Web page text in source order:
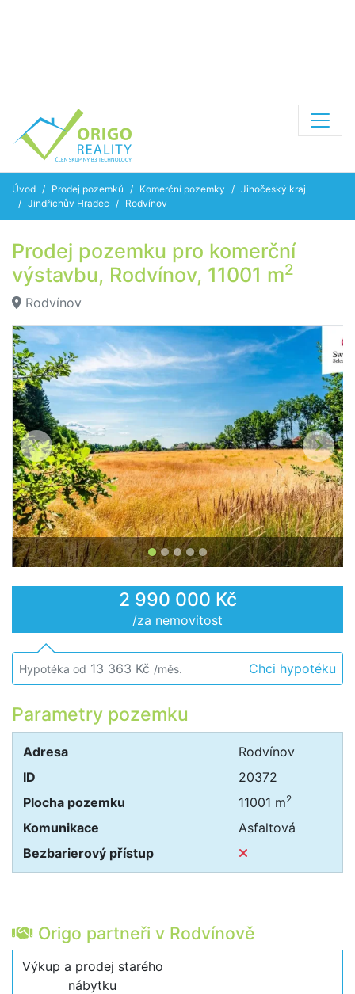
Úvod Prodej pozemků Komerční pozemky
Jihočeský kraj
Jindřichův Hradec
Rodvínov
Prodej pozemku pro komerční
výstavbu, Rodvínov, 11001 m2
Rodvínov
Předchozí Další
2 990 000 Kč
/za nemovitost
Hypotéka od 13 363 Kč /měs. Chci hypotéku
Parametry pozemku
Adresa
Rodvínov
ID
20372
Plocha pozemku
11001 m2
Komunikace
Asfaltová
Bezbarierový přístup
Origo partneři v Rodvínově
Výkup a prodej starého
nábytku